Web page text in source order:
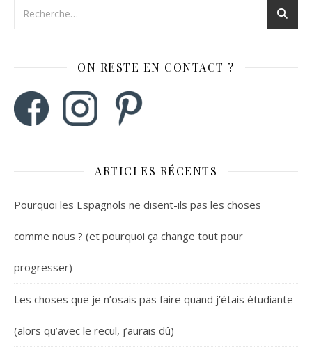
ON RESTE EN CONTACT ?
ARTICLES RÉCENTS
Pourquoi les Espagnols ne disent-ils pas les choses
comme nous ? (et pourquoi ça change tout pour
progresser)
Les choses que je n’osais pas faire quand j’étais étudiante
(alors qu’avec le recul, j’aurais dû)